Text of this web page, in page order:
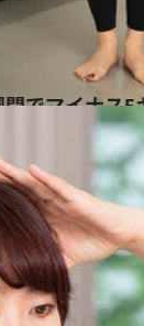
でマイナス5